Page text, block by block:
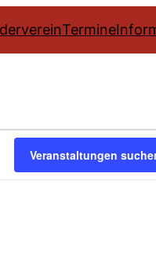
Termine
Veranstaltungen